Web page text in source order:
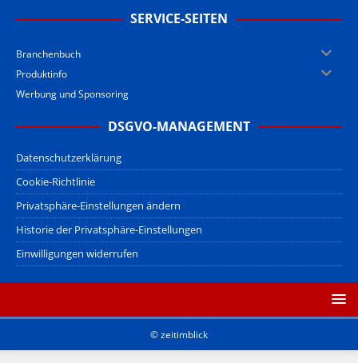
SERVICE-SEITEN
Branchenbuch
Produktinfo
Werbung und Sponsoring
DSGVO-MANAGEMENT
Datenschutzerklärung
Cookie-Richtlinie
Privatsphäre-Einstellungen ändern
Historie der Privatsphäre-Einstellungen
Einwilligungen widerrufen
© zeitimblick